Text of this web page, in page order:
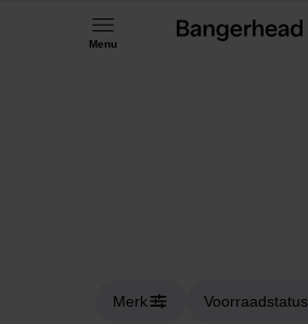
Menu
Merk Voorraadstatus